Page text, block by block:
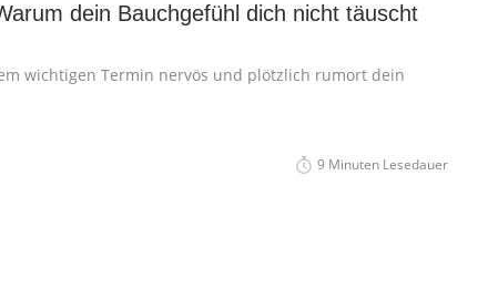
dein Bauchgefühl dich nicht täuscht
wichtigen Termin nervös und plötzlich rumort dein
9 Minuten Lesedauer